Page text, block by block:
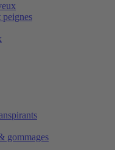
peignes
gommages